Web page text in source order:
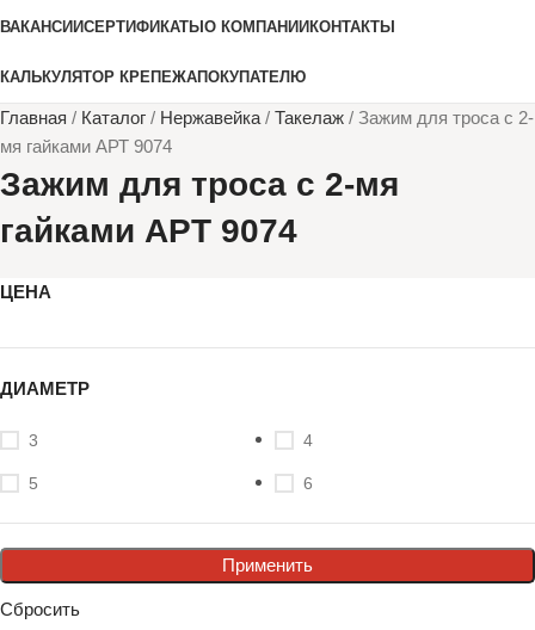
ВАКАНСИИСЕРТИФИКАТЫ О КОМПАНИИ КОНТАКТЫ
КАЛЬКУЛЯТОР КРЕПЕЖАПОКУПАТЕЛЮ
Главная / Каталог / Нержавейка / Такелаж / Зажим для троса с 2-
мя гайками АРТ 9074
Зажим для троса с 2-мя
гайками АРТ 9074
ЦЕНА
ДИАМЕТР
3 4
5 6
Применить
Сбросить